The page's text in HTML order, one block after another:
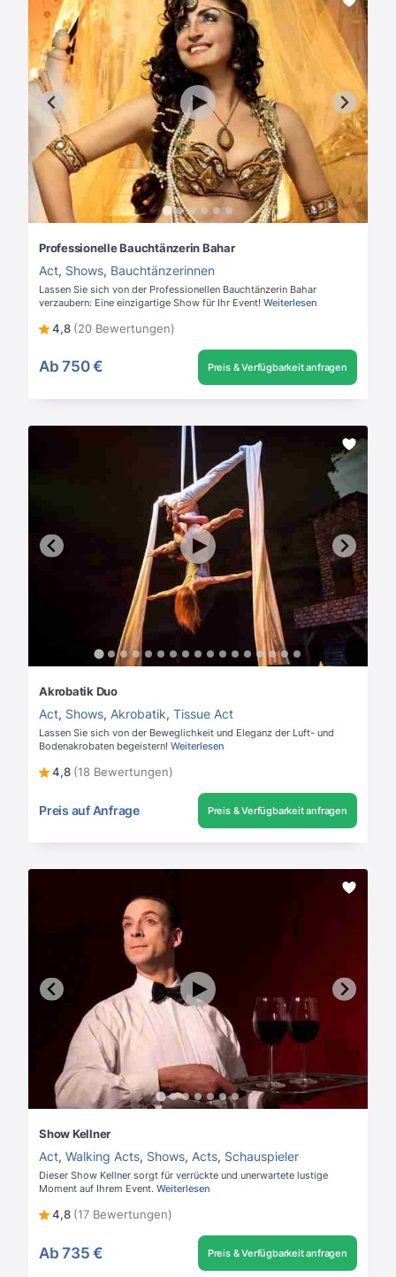
Professionelle Bauchtänzerin Bahar
Act, Shows, Bauchtänzerinnen
Lassen Sie sich von der Professionellen Bauchtänzerin Bahar
verzaubern: Eine einzigartige Show für Ihr Event! Weiterlesen
4,8 (20 Bewertungen)
Ab 750 € Preis & Verfügbarkeit anfragen
Akrobatik Duo
Act, Shows, Akrobatik, Tissue Act
Lassen Sie sich von der Beweglichkeit und Eleganz der Luft- und
Bodenakrobaten begeistern! Weiterlesen
4,8 (18 Bewertungen)
Preis auf Anfrage Preis & Verfügbarkeit anfragen
Show Kellner
Act, Walking Acts, Shows, Acts, Schauspieler
Dieser Show Kellner sorgt für verrückte und unerwartete lustige
Moment auf Ihrem Event. Weiterlesen
4,8 (17 Bewertungen)
Ab 735 € Preis & Verfügbarkeit anfragen